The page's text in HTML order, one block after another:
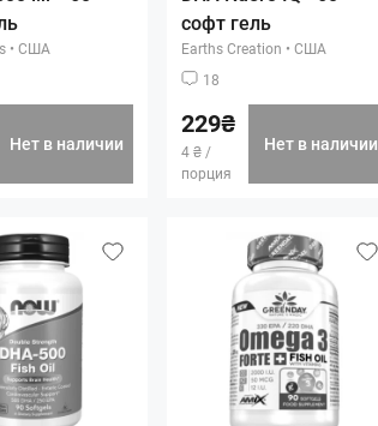
• США
Нет в наличии
софт гель
Earths Creation • США
18
229₴
4 ₴ /
порция
Нет в наличии